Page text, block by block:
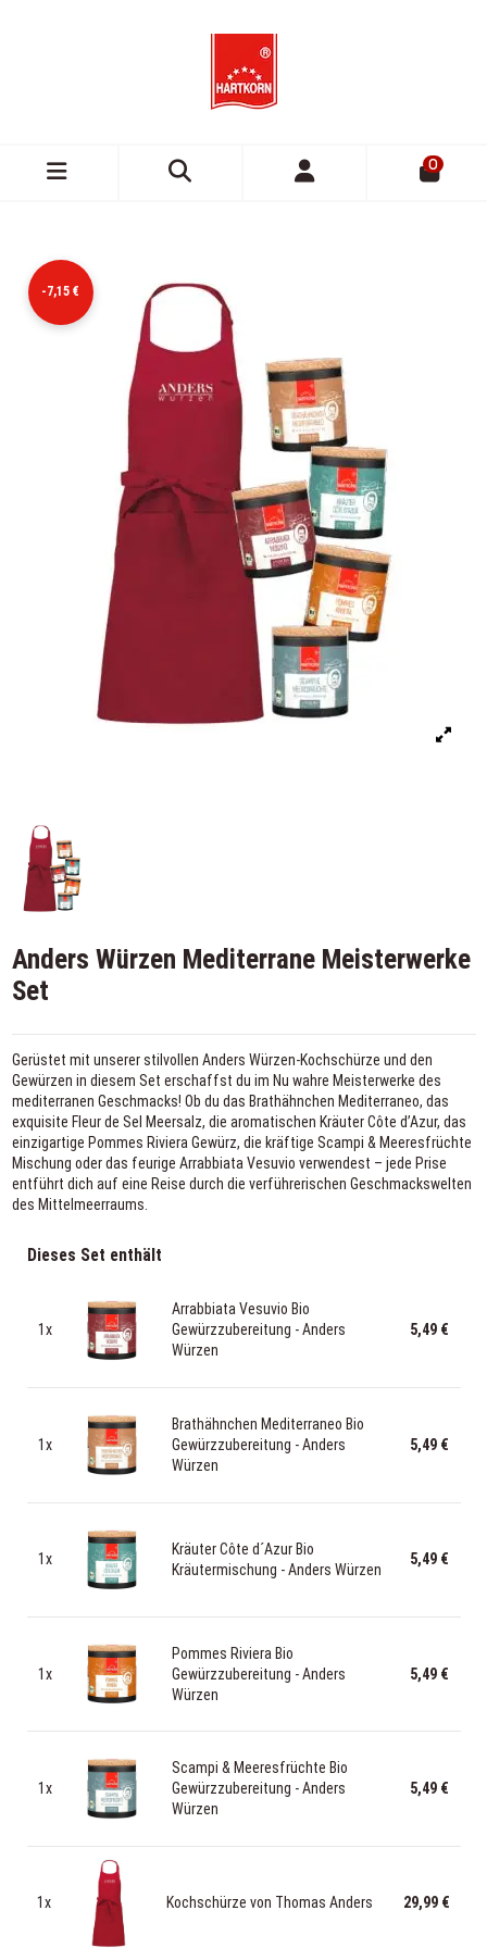
0
-7,15 €
Anders Würzen Mediterrane Meisterwerke
Set
Gerüstet mit unserer stilvollen Anders Würzen-Kochschürze und den
Gewürzen in diesem Set erschaffst du im Nu wahre Meisterwerke des
mediterranen Geschmacks! Ob du das Brathähnchen Mediterraneo, das
exquisite Fleur de Sel Meersalz, die aromatischen Kräuter Côte d’Azur, das
einzigartige Pommes Riviera Gewürz, die kräftige Scampi & Meeresfrüchte
Mischung oder das feurige Arrabbiata Vesuvio verwendest – jede Prise
entführt dich auf eine Reise durch die verführerischen Geschmackswelten
des Mittelmeerraums.
Dieses Set enthält
1x
Arrabbiata Vesuvio Bio
Gewürzzubereitung - Anders
Würzen
5,49 €
1x
Brathähnchen Mediterraneo Bio
Gewürzzubereitung - Anders
Würzen
5,49 €
1x
Kräuter Côte d´Azur Bio
Kräutermischung - Anders Würzen
5,49 €
1x
Pommes Riviera Bio
Gewürzzubereitung - Anders
Würzen
5,49 €
1x
Scampi & Meeresfrüchte Bio
Gewürzzubereitung - Anders
Würzen
5,49 €
1x Kochschürze von Thomas Anders 29,99 €